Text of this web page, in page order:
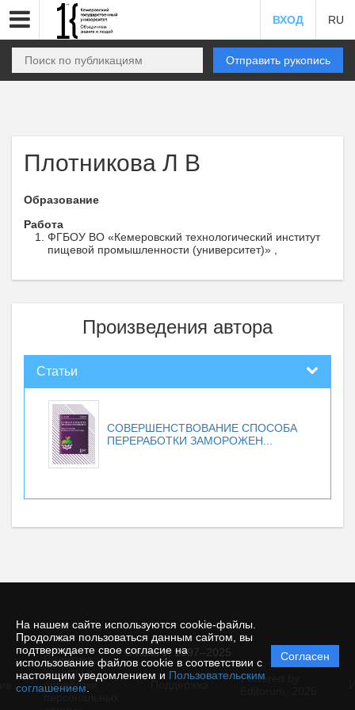
На нашем сайте используются cookie-файлы.
Продолжая пользоваться данным сайтом, вы
подтверждаете свое согласие на
использование файлов cookie в соответствии с
настоящим уведомлением и Пользовательским
соглашением
Согласен
ВХОД RU
Отправить рукопись
Плотникова Л В
Образование
Работа
ФГБОУ ВО «Кемеровский технологический институт
пищевой промышленности (университет)» ,
Произведения автора
Статьи
СОВЕРШЕНСТВОВАНИЕ СПОСОБА
ПЕРЕРАБОТКИ ЗАМОРОЖЕН...
© КемГУ, 1997–2025
Политика
защиты и
обработки
Powered by